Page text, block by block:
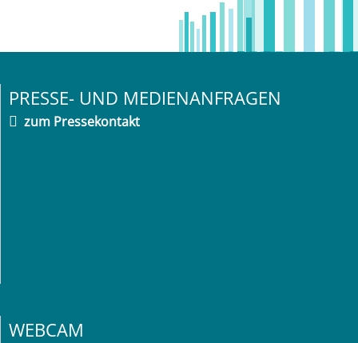
PRESSE- UND MEDIENANFRAGEN
zum Pressekontakt
WEBCAM